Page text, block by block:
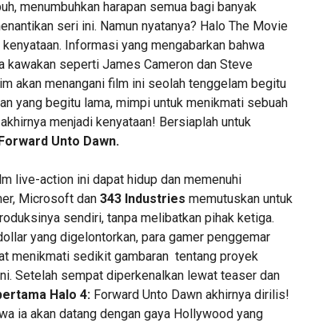
menumbuhkan harapan semua bagi banyak
seri ini. Namun nyatanya? Halo The Movie
Informasi yang mengabarkan bahwa
kawakan seperti James Cameron dan Steve
akan menangani film ini seolah tenggelam begitu
yang begitu lama, mimpi untuk menikmati sebuah
menjadi kenyataan! Bersiaplah untuk
Unto Dawn.
live-action ini dapat hidup dan memenuhi
Microsoft dan 343 Industries memutuskan untuk
sendiri, tanpa melibatkan pihak ketiga.
yang digelontorkan, para gamer penggemar
menikmati sedikit gambaran tentang proyek
Setelah sempat diperkenalkan lewat teaser dan
Halo 4:Forward Unto Dawn akhirnya dirilis!
ia akan datang dengan gaya Hollywood yang